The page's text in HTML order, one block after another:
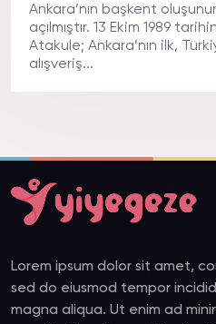
Ankara’nın başkent
açılmıştır. 13 Ekim 1989
Atakule; Ankara’nın ilk,
alışveriş...
Lorem ipsum dolor sit amet,
sed do eiusmod tempor
magna aliqua. Ut enim ad